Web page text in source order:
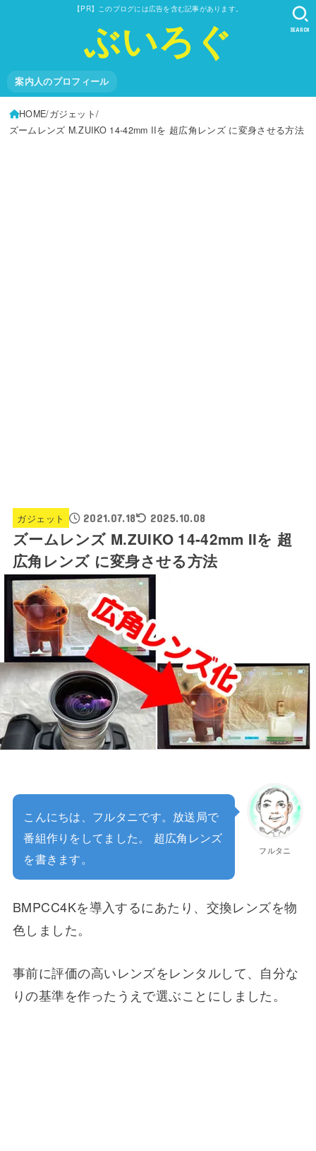
【PR】このブログには広告を含む記事があります。
ぶいろぐ
案内人のプロフィール
SEARCH
HOME ガジェット
ズームレンズ M.ZUIKO 14-42mm IIを 超広角レンズ に変身させる方法
ガジェット 2021.07.18 2025.10.08
ズームレンズ M.ZUIKO 14-42mm IIを 超
広角レンズ に変身させる方法
フルタニ
こんにちは、フルタニです。放送局で
番組作りをしてました。 超広角レンズ
を書きます。
BMPCC4Kを導入するにあたり、交換レンズを物
色しました。
事前に評価の高いレンズをレンタルして、自分な
りの基準を作ったうえで選ぶことにしました。